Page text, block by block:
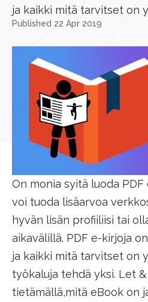
ja kaikki mitä tarvitset on
Published 22 Apr 2019
On monia syitä luoda PDF
voi tuoda lisäarvoa
hyvän lisän profiiliisi tai
aikavälillä. PDF e-kirjoja
ja kaikki mitä tarvitset on
työkaluja tehdä yksi. Let
tietämällä,mitä eBook on